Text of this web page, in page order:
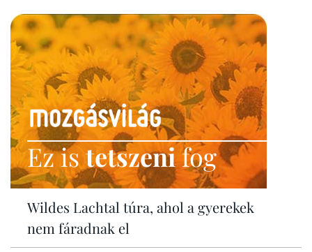
Ez istetszenifog
Wildes Lachtal túra, ahol a gyerekek
nem fáradnak el